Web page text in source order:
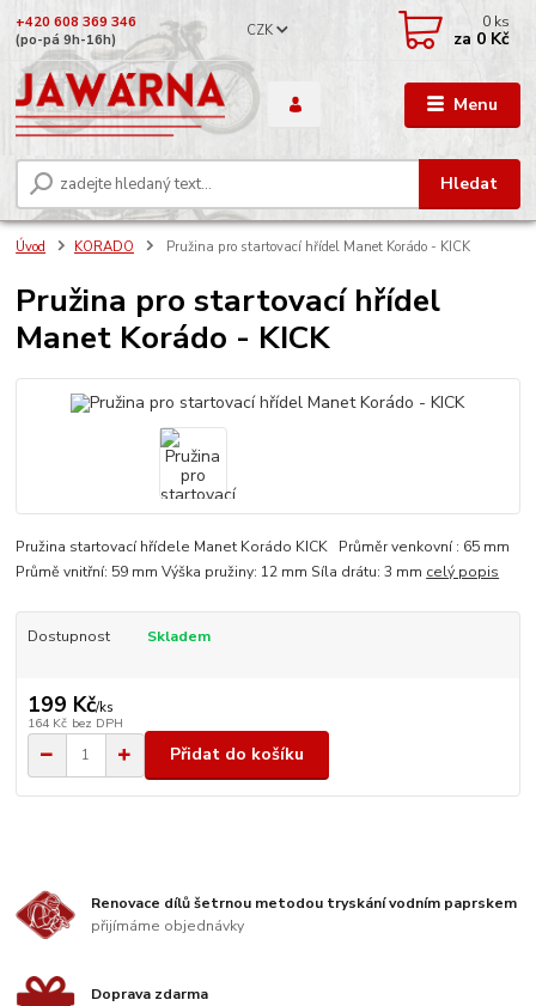
Menu
CZK
Hledat
+420 608 369 346
(po-pá 9h-16h)
0 ks
za 0 Kč
Úvod KORADO Pružina pro startovací hřídel Manet Korádo - KICK
Pružina pro startovací hřídel
Manet Korádo - KICK
Pružina startovací hřídele Manet Korádo KICK Průměr venkovní : 65 mm
Průmě vnitřní: 59 mm Výška pružiny: 12 mm Síla drátu: 3 mm celý popis
Dostupnost Skladem
199 Kč/ks
164 Kč bez DPH
Přidat do košíku
Renovace dílů šetrnou metodou tryskání vodním paprskem
přijímáme objednávky
Doprava zdarma